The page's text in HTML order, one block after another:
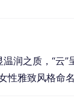
润之质，“云
雅致风格命名